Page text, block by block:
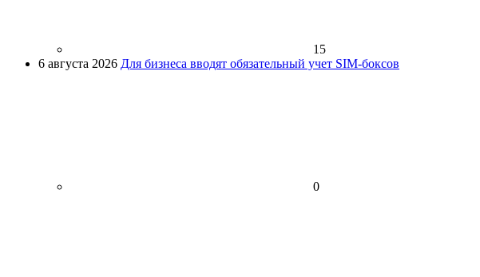
15
6 августа 2026 Для бизнеса вводят обязательный учет SIM-боксов
0